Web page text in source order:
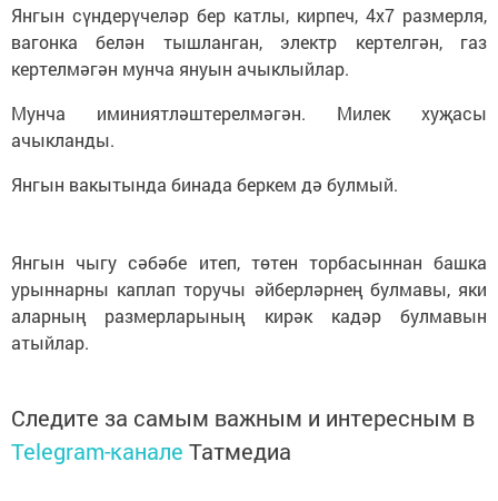
Янгын сүндерүчеләр бер катлы, кирпеч, 4х7 размерля,
вагонка белән тышланган, электр кертелгән, газ
кертелмәгән мунча януын ачыклыйлар.
Мунча иминиятләштерелмәгән. Милек хуҗасы
ачыкланды.
Янгын вакытында бинада беркем дә булмый.
Янгын чыгу сәбәбе итеп, төтен торбасыннан башка
урыннарны каплап торучы әйберләрнең булмавы, яки
аларның размерларының кирәк кадәр булмавын
атыйлар.
Следите за самым важным и интересным в
Telegram-канале Татмедиа